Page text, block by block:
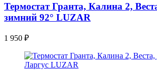
Термостат Гранта, Калина 2,
зимний 92° LUZAR
1 950 ₽